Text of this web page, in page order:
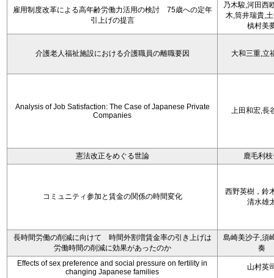
雇用制度改革による高年齢労働力活用の検討 75歳への定年
引上げの提言
乃木駿,河田西
木,筒井瑞貴,
槙村美
介護老人福祉施設における介護職員の離職要因 大和三重,立
Analysis of Job Satisfaction: The Case of Japanese Private
Companies
上田和宏,長
憲法改正をめぐる世論 鹿毛利枝
コミュニティ参加と賃金の関係の時間変化
西野英樹，鈴
清水雄
長時間労働の削減に向けて 時間外割増賃金率の引き上げは
労働時間の削減に効果があったのか
島崎美沙子,須
奏
Effects of sex preference and social pressure on fertility in
changing Japanese families
山村英